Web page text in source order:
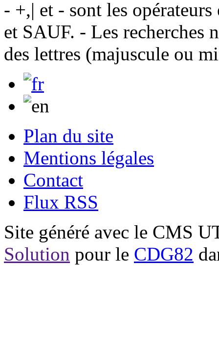
- +,| et - sont les
et SAUF. - Les recherches
des lettres (majuscule ou
Plan du site
Mentions légales
Contact
Flux RSS
Site généré avec le CMS
Solution pour le CDG82